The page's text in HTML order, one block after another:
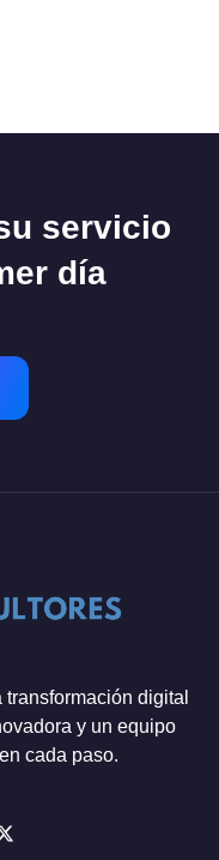
servicio
día
digital
y un equipo
cada paso.